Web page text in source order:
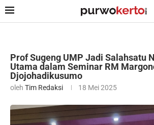
Prof Sugeng UMP Jadi Salahsatu
Utama dalam Seminar RM
Djojohadikusumo
oleh Tim Redaksi 18 Mei 2025